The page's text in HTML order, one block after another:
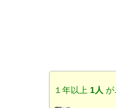
１年以上 1人が